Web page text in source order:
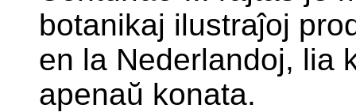
botanikaj ilustraĵoj
en la Nederlandoj, lia
apenaŭ konata.